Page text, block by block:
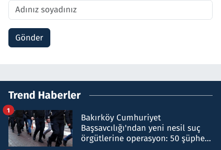
Gönder
Trend Haberler
Bakırköy Cumhuriyet
Başsavcılığı'ndan yeni nesil suç
örgütlerine operasyon: 50 şüpheli
1